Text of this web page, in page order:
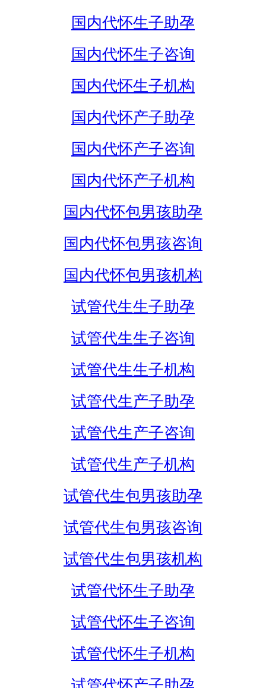
国内代怀生子助孕
国内代怀生子咨询
国内代怀生子机构
国内代怀产子助孕
国内代怀产子咨询
国内代怀产子机构
国内代怀包男孩助孕
国内代怀包男孩咨询
国内代怀包男孩机构
试管代生生子助孕
试管代生生子咨询
试管代生生子机构
试管代生产子助孕
试管代生产子咨询
试管代生产子机构
试管代生包男孩助孕
试管代生包男孩咨询
试管代生包男孩机构
试管代怀生子助孕
试管代怀生子咨询
试管代怀生子机构